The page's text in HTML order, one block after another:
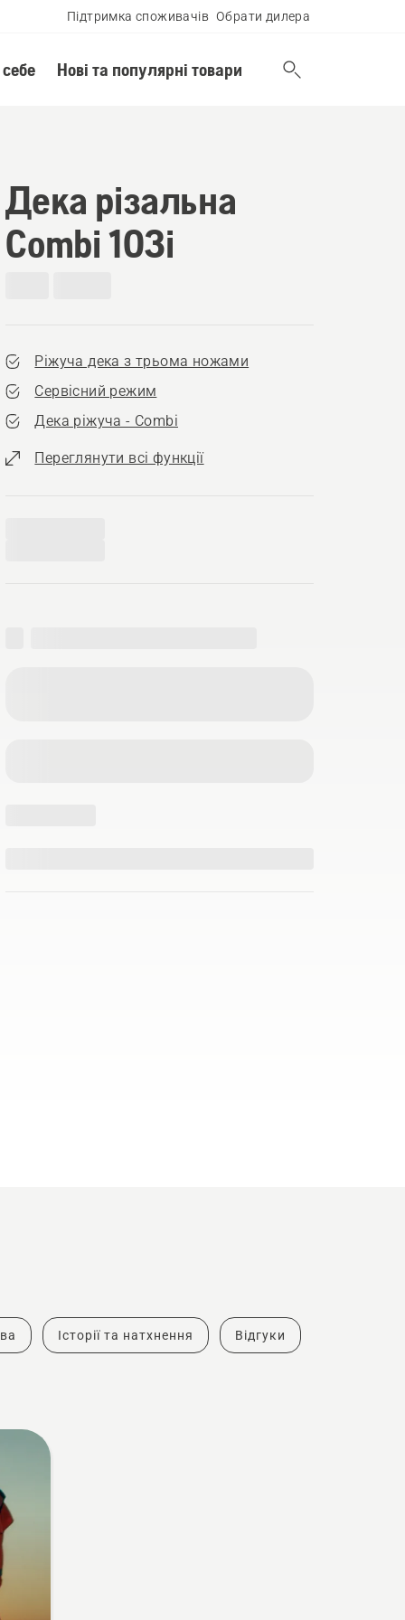
Підтримка споживачів Обрати дилера
Нові та популярні товари
Дека різальна
Сombi 103і
Ріжуча дека з трьома ножами
Сервісний режим
Дека ріжуча - Combi
Переглянути всі функції
Історії та натхнення Відгуки